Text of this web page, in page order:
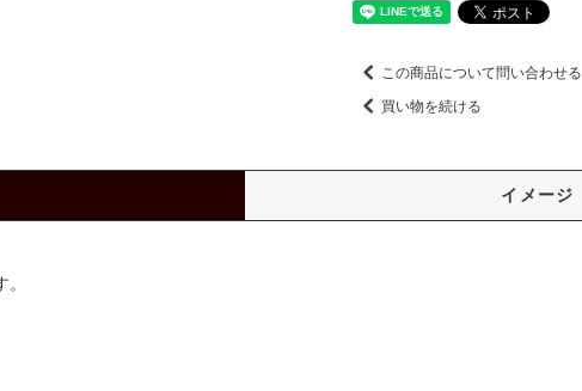
この商品について問い合わせる
買い物を続ける
イメージ